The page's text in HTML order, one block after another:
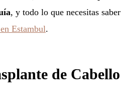
, y todo lo que necesitas saber
Estambul.
de Cabello